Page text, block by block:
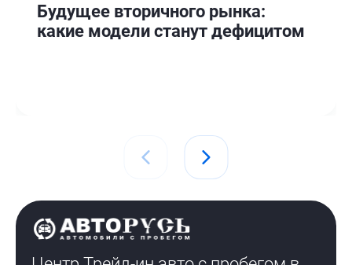
Будущее вторичного рынка:
какие модели станут дефицитом